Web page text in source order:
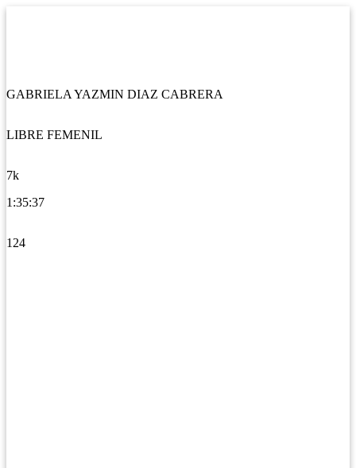
GABRIELA YAZMIN DIAZ CABRERA
LIBRE FEMENIL
7k
1:35:37
124